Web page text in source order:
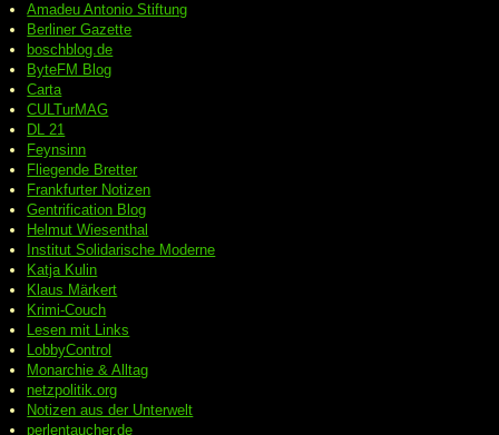
Amadeu Antonio Stiftung
Berliner Gazette
boschblog.de
ByteFM Blog
Carta
CULTurMAG
DL 21
Feynsinn
Fliegende Bretter
Frankfurter Notizen
Gentrification Blog
Helmut Wiesenthal
Institut Solidarische Moderne
Katja Kulin
Klaus Märkert
Krimi-Couch
Lesen mit Links
LobbyControl
Monarchie & Alltag
netzpolitik.org
Notizen aus der Unterwelt
perlentaucher.de